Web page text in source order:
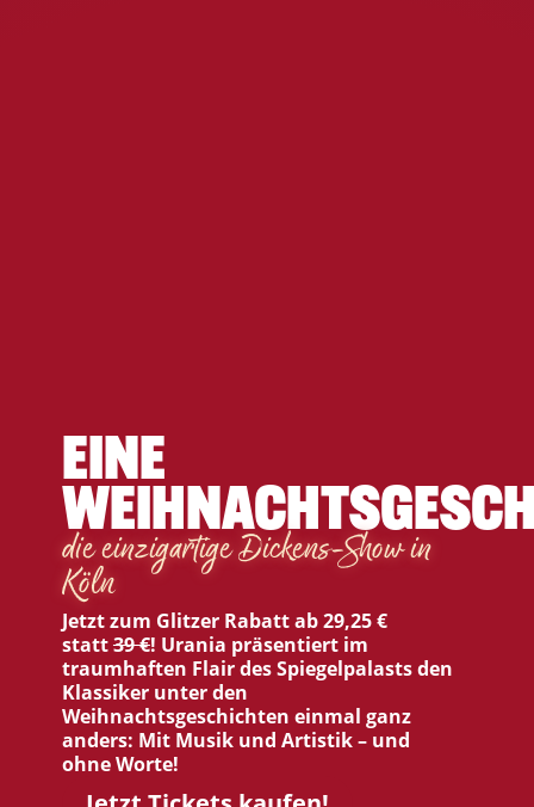
EINE
die einzigartige Dickens-Show in
Köln
Jetzt zum Glitzer Rabatt ab 29,25 €
statt39 €! Urania präsentiert im
traumhaften Flair des Spiegelpalasts den
Klassiker unter den
Weihnachtsgeschichten einmal ganz
anders: Mit Musik und Artistik – und
ohne Worte!